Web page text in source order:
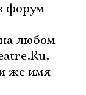
форум
любом
же имя